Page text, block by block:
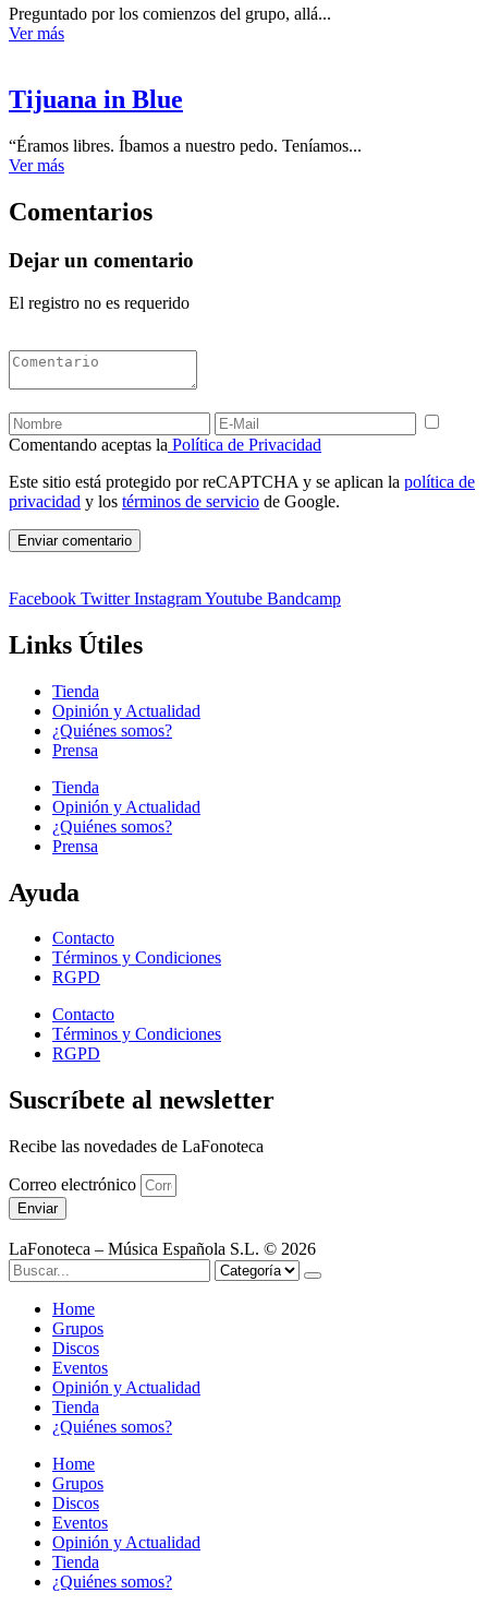
Preguntado por los comienzos del grupo, allá...
Ver más
Tijuana in Blue
“Éramos libres. Íbamos a nuestro pedo. Teníamos...
Ver más
Comentarios
Dejar un comentario
El registro no es requerido
Comentando aceptas la Política de Privacidad
Este sitio está protegido por reCAPTCHA y se aplican la política de
privacidad y los términos de servicio de Google.
Facebook Twitter InstagramYoutube Bandcamp
Links Útiles
Tienda
Opinión y Actualidad
¿Quiénes somos?
Prensa
Tienda
Opinión y Actualidad
¿Quiénes somos?
Prensa
Ayuda
Contacto
Términos y Condiciones
RGPD
Contacto
Términos y Condiciones
RGPD
Suscríbete al newsletter
Recibe las novedades de LaFonoteca
Correo electrónico
Enviar
LaFonoteca – Música Española S.L. © 2026
Home
Grupos
Discos
Eventos
Opinión y Actualidad
Tienda
¿Quiénes somos?
Home
Grupos
Discos
Eventos
Opinión y Actualidad
Tienda
¿Quiénes somos?